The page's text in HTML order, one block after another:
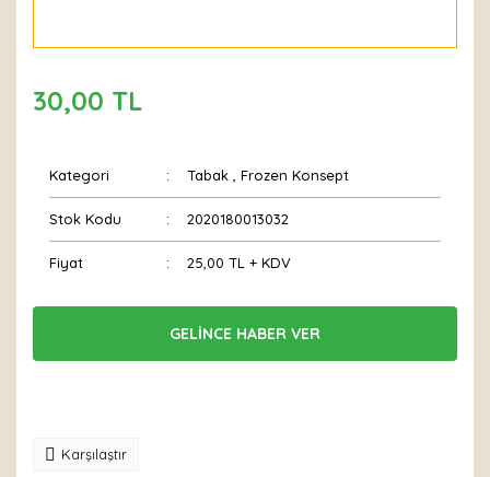
30,00 TL
Kategori Tabak ,Frozen Konsept
Stok Kodu 2020180013032
Fiyat 25,00 TL + KDV
GELİNCE HABER VER
Karşılaştır